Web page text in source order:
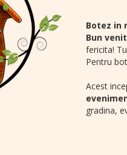
Botez in
Bun
fericita!
Pentru
Acest
gradina,